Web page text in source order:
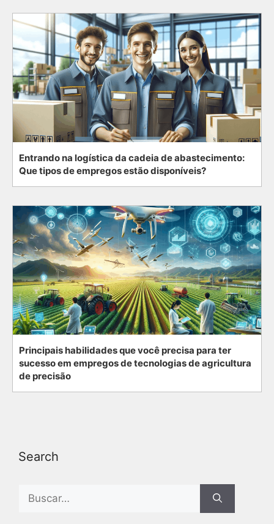
Entrando na logística da cadeia de abastecimento:
Que tipos de empregos estão disponíveis?
Principais habilidades que você precisa para ter
sucesso em empregos de tecnologias de agricultura
de precisão
Search
Search